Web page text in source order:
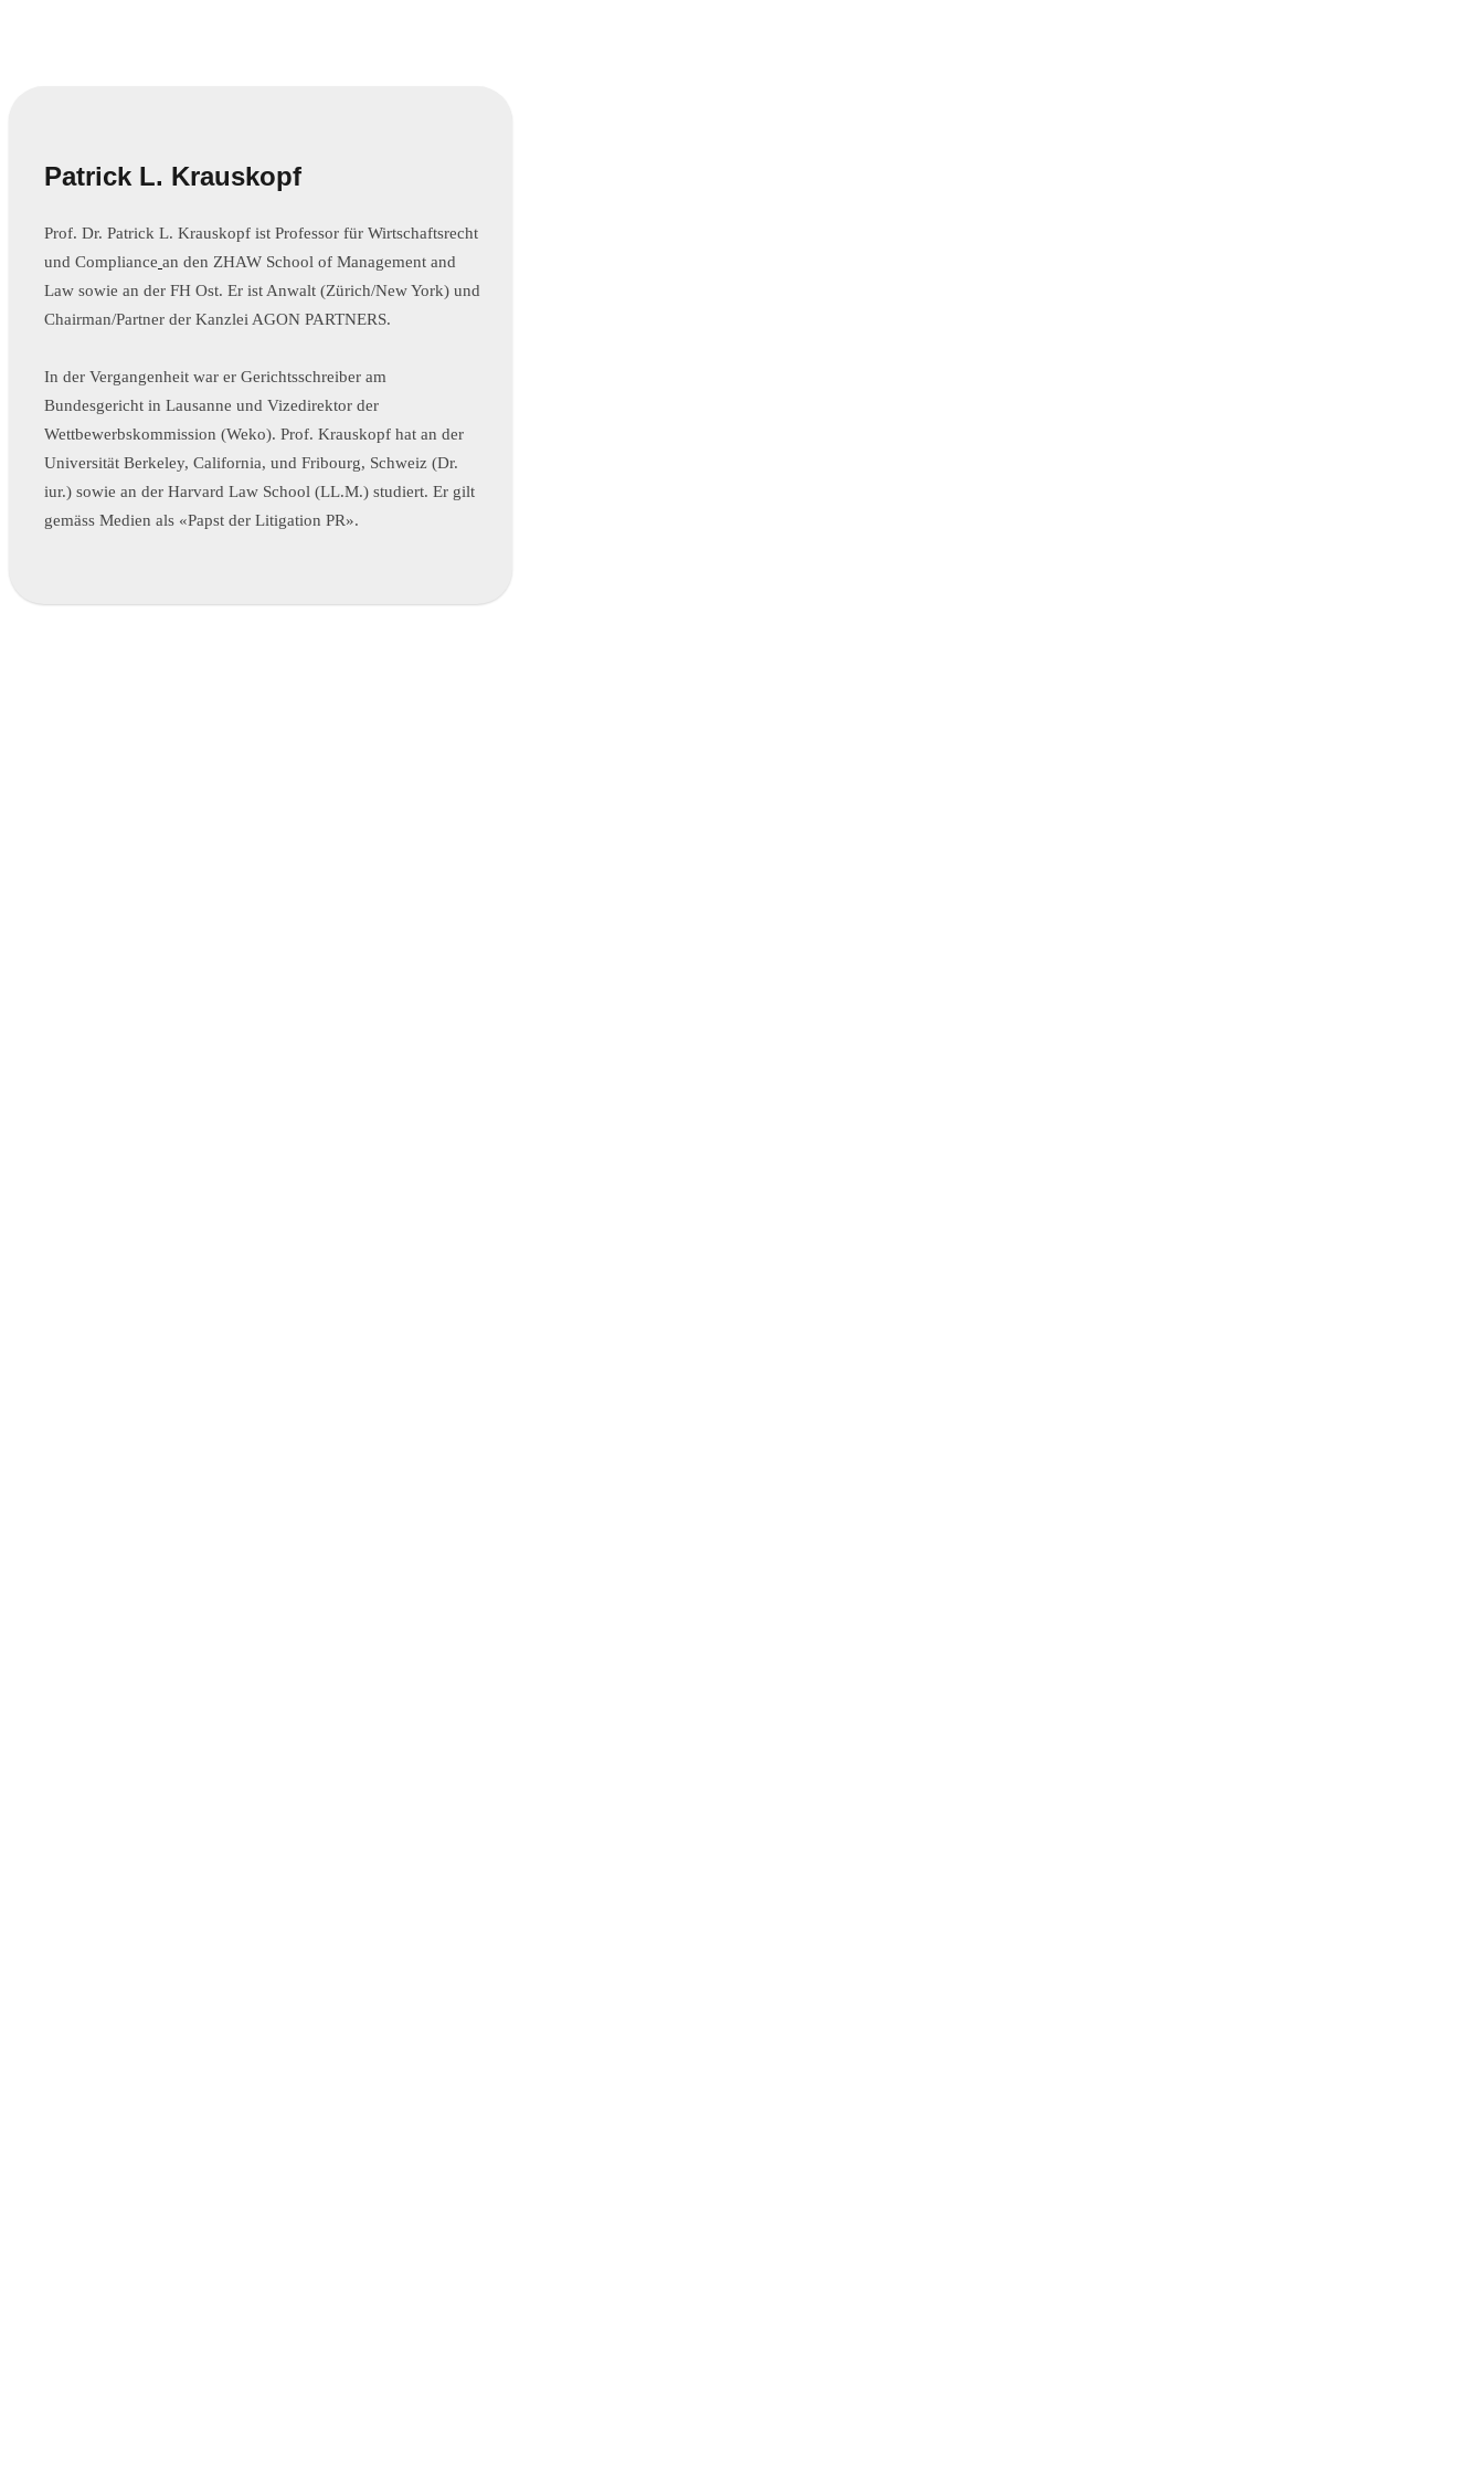
Patrick L. Krauskopf
Prof. Dr. Patrick L. Krauskopf ist Professor für Wirtschaftsrecht
und Compliance an den ZHAW School of Management and
Law sowie an der FH Ost. Er ist Anwalt (Zürich/New York) und
Chairman/Partner der Kanzlei AGON PARTNERS.
In der Vergangenheit war er Gerichtsschreiber am
Bundesgericht in Lausanne und Vizedirektor der
Wettbewerbskommission (Weko). Prof. Krauskopf hat an der
Universität Berkeley, California, und Fribourg, Schweiz (Dr.
iur.) sowie an der Harvard Law School (LL.M.) studiert. Er gilt
gemäss Medien als «Papst der Litigation PR».